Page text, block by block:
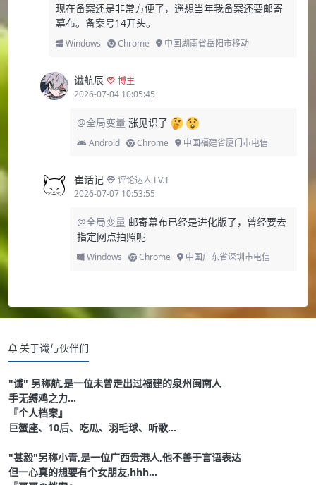
现在备案还是非常方便了，遥想当年我备案还要邮寄
幕布。备案号14开头。
Windows Chrome 中国湖南省岳阳市移动
谶航辰
博主
2026-07-04 10:05:45
@全局变量 涨见识了
Android Chrome 中国福建省厦门市电信
崔话记
评论达人 LV.1
2026-07-07 10:53:55
@全局变量 邮寄幕布已经是进化版了，曾经要去
指定网点拍照呢
Windows Chrome 中国广东省深圳市电信
关于谶与伙伴们
"谶" 另称航,是一位未曾走出过福建的泉州闽南人
手无缚鸡之力...
『个人档案』
巨蟹座、10后、吃瓜、羽毛球、听歌...
"甚毅"另称小青,是一位广西贵港人,他不善于言语表达
但一心真的想要有个女朋友,hhh...